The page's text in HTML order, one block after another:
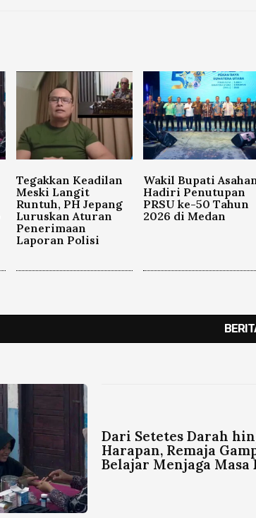
Tegakkan Keadilan
Meski Langit
Runtuh, PH Jepang
Luruskan Aturan
Penerimaan
Laporan Polisi
Wakil Bupati
Hadiri Penutupan
PRSU ke-50 Tahun
2026 di Medan
Dari Setetes Darah
Harapan, Remaja
Belajar Menjaga Masa